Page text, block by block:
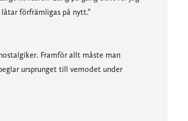
förfrämligas på nytt.”
Framför allt måste man
ursprunget till vemodet under